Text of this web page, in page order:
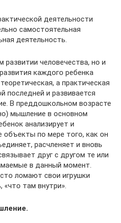
деятельности
самостоятельная
деятельность.
развитии человечества, но и
каждого ребенка
а практическая
последней и развивается
В преддошкольном возрасте
мышление в основном
анализирует и
объекты по мере того, как он
расчленяет и вновь
друг с другом те или
в данный момент.
ломают свои игрушки
там внутри».